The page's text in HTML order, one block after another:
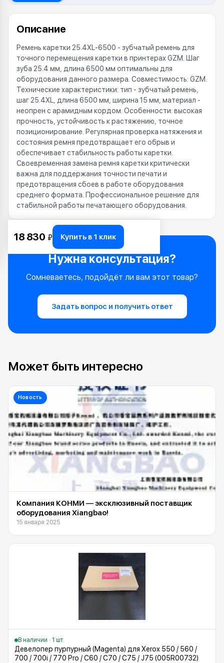
Описание
Ремень каретки 25.4XL-6500 - зубчатый ремень для
точного перемещения каретки в принтерах GZM. Шаг
зуба 25.4 мм, длина 6500 мм оптимальны для
оборудования данного размера. Совместимость: GZM.
Технические характеристики: тип - зубчатый ремень,
шаг 25.4XL, длина 6500 мм, ширина 15 мм, материал -
неопрен с арамидным кордом. Особенности: высокая
прочность, устойчивость к растяжению, точное
позиционирование. Регулярная проверка натяжения и
состояния ремня предотвращает его обрыв и
обеспечивает стабильность работы каретки.
Своевременная замена ремня каретки критически
важна для поддержания точности печати и
предотвращения сбоев в работе оборудования
среднего формата. Профессиональное решение для
стабильной работы печатающего оборудования.
18 830 ₽ Купить в 1 клик
Нужна консультация?
Сомневаетесь, подойдёт ли вам этот товар?
Задать вопрос и получить ответ
Может быть интересно
Новость
Компания КОНМИ — эксклюзивный поставщик
оборудования Xiangbao!
15 января 2025
В наличии · 1 шт.
Девелопер пурпурный (Magenta) для Xerox 550 / 560 /
700 / 700i / 770 Pro / C60 / C70 / C75 / J75 (005R00732)